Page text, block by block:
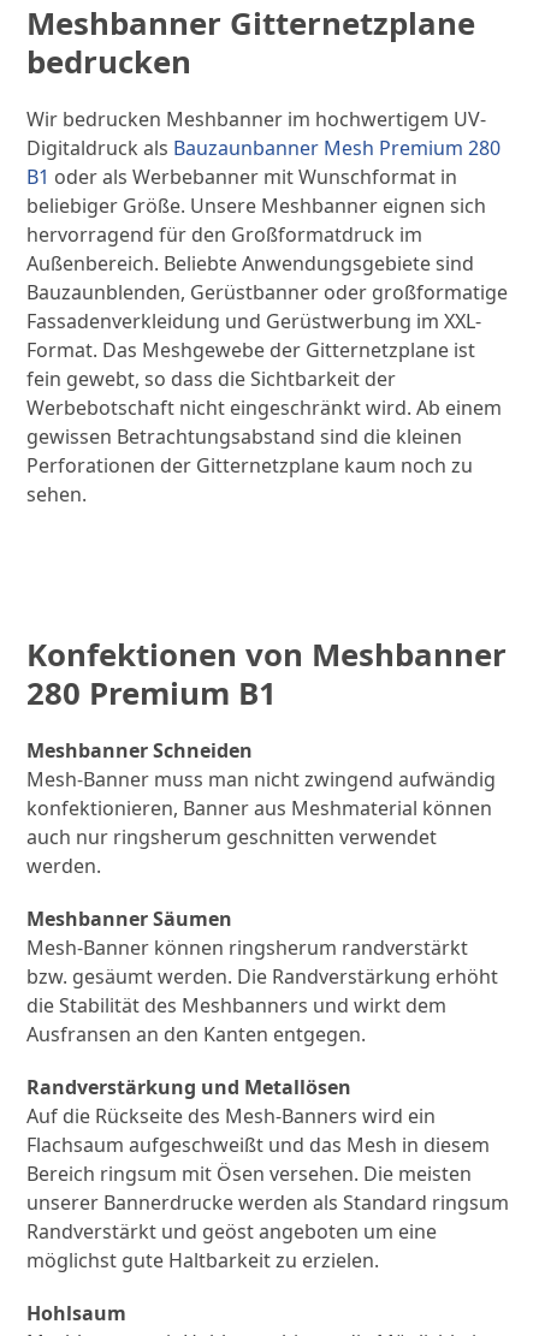
Meshbanner Gitternetzplane
bedrucken
Wir bedrucken Meshbanner im hochwertigem UV-
Digitaldruck als Bauzaunbanner Mesh Premium 280
B1 oder als Werbebanner mit Wunschformat in
beliebiger Größe. Unsere Meshbanner eignen sich
hervorragend für den Großformatdruck im
Außenbereich. Beliebte Anwendungsgebiete sind
Bauzaunblenden, Gerüstbanner oder großformatige
Fassadenverkleidung und Gerüstwerbung im XXL-
Format. Das Meshgewebe der Gitternetzplane ist
fein gewebt, so dass die Sichtbarkeit der
Werbebotschaft nicht eingeschränkt wird. Ab einem
gewissen Betrachtungsabstand sind die kleinen
Perforationen der Gitternetzplane kaum noch zu
sehen.
Konfektionen von Meshbanner
280 Premium B1
Meshbanner Schneiden
Mesh-Banner muss man nicht zwingend aufwändig
konfektionieren, Banner aus Meshmaterial können
auch nur ringsherum geschnitten verwendet
werden.
Meshbanner Säumen
Mesh-Banner können ringsherum randverstärkt
bzw. gesäumt werden. Die Randverstärkung erhöht
die Stabilität des Meshbanners und wirkt dem
Ausfransen an den Kanten entgegen.
Randverstärkung und Metallösen
Auf die Rückseite des Mesh-Banners wird ein
Flachsaum aufgeschweißt und das Mesh in diesem
Bereich ringsum mit Ösen versehen. Die meisten
unserer Bannerdrucke werden als Standard ringsum
Randverstärkt und geöst angeboten um eine
möglichst gute Haltbarkeit zu erzielen.
Hohlsaum